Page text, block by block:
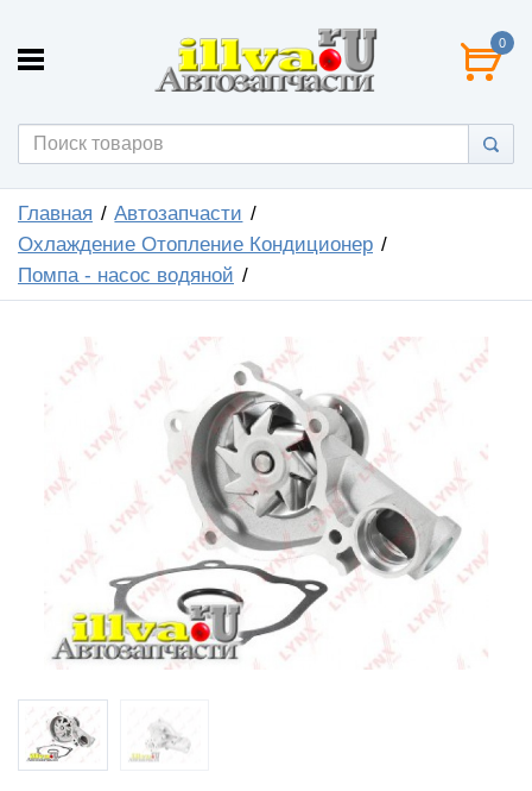
0
Главная
Автозапчасти
Охлаждение Отопление Кондиционер
Помпа - насос водяной